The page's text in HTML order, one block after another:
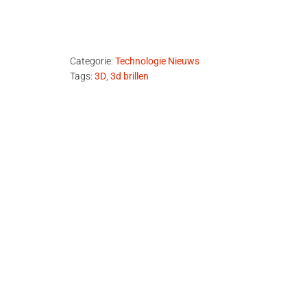
Categorie: Technologie Nieuws
Tags: 3D 3d brillen